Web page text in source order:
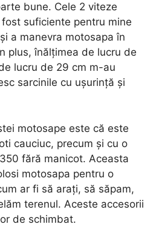
bune. Cele 2 viteze
suficiente pentru mine
a manevra motosapa în
plus, înălțimea de lucru de
lucru de 29 cm m-au
sarcinile cu ușurință și
motosape este că este
cauciuc, precum și cu o
fără manicot. Aceasta
motosapa pentru o
ar fi să arați, să săpam,
terenul. Aceste accesorii
de schimbat.